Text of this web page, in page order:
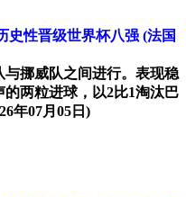
史性晋级世界杯八强 (法国
挪威队之间进行。表现稳
两粒进球，以2比1淘汰巴
年07月05日)